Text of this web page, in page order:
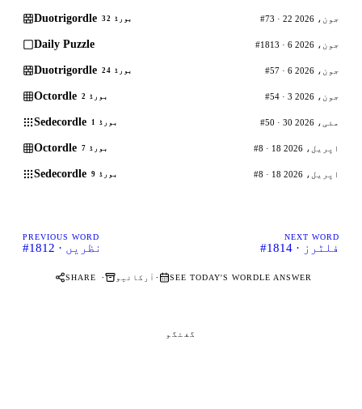
Duotrigordle بورڈ 32 #73 · 22 جون، 2026
Daily Puzzle #1813 · 6 جون، 2026
Duotrigordle بورڈ 24 #57 · 6 جون، 2026
Octordle بورڈ 2 #54 · 3 جون، 2026
Sedecordle بورڈ 1 #50 · 30 مئی، 2026
Octordle بورڈ 7 #8 · 18 اپریل، 2026
Sedecordle بورڈ 9 #8 · 18 اپریل، 2026
PREVIOUS WORD
#1812 · نظریں
NEXT WORD
#1814 · فلٹرز
SHARE · آرکائیو · SEE TODAY'S WORDLE ANSWER
گفتگو